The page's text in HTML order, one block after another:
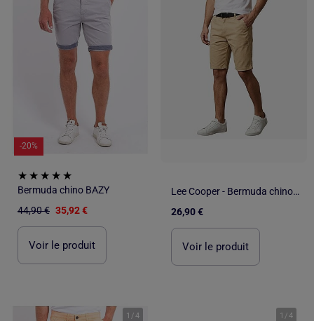
-20%
Bermuda chino BAZY
44,90 € 35,92 €
Voir le produit
Lee Cooper - Bermuda chino homme
26,90 €
Voir le produit
1 /4 1 /4